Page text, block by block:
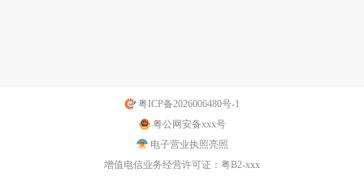
粤ICP备2026006480号-1
粤公网安备xxx号
电子营业执照亮照
增值电信业务经营许可证：粤B2-xxx